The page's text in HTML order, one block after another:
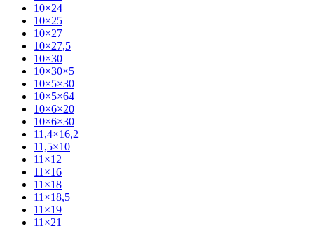
10×24
10×25
10×27
10×27,5
10×30
10×30×5
10×5×30
10×5×64
10×6×20
10×6×30
11,4×16,2
11,5×10
11×12
11×16
11×18
11×18,5
11×19
11×21